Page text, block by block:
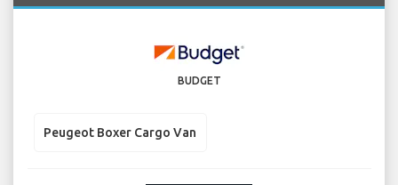
BUDGET
Peugeot Boxer Cargo Van